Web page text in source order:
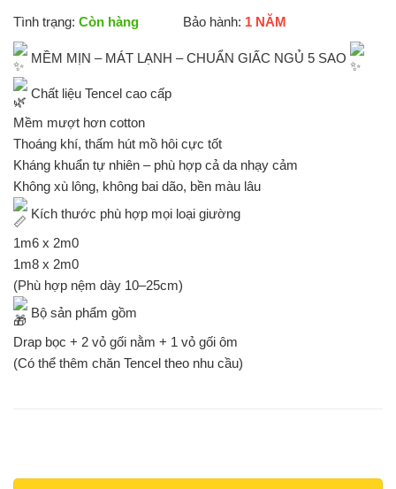
Tình trạng: Còn hàng Bảo hành: 1 NĂM
MỀM MỊN – MÁT LẠNH – CHUẨN GIẤC NGỦ 5 SAO
Chất liệu Tencel cao cấp
Mềm mượt hơn cotton
Thoáng khí, thấm hút mồ hôi cực tốt
Kháng khuẩn tự nhiên – phù hợp cả da nhạy cảm
Không xù lông, không bai dão, bền màu lâu
Kích thước phù hợp mọi loại giường
1m6 x 2m0
1m8 x 2m0
(Phù hợp nệm dày 10–25cm)
Bộ sản phẩm gồm
Drap bọc + 2 vỏ gối nằm + 1 vỏ gối ôm
(Có thể thêm chăn Tencel theo nhu cầu)